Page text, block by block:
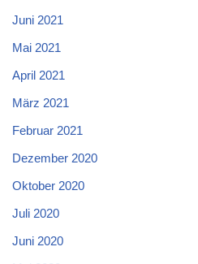
Juni 2021
Mai 2021
April 2021
März 2021
Februar 2021
Dezember 2020
Oktober 2020
Juli 2020
Juni 2020